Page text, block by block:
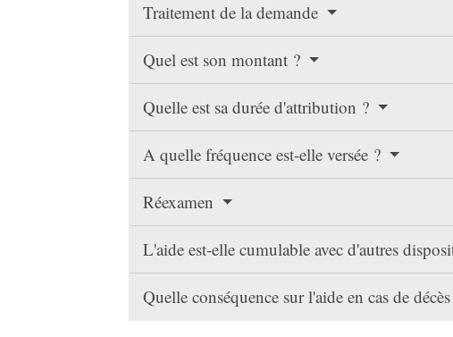
Traitement de la demande
Quel est son montant ?
Quelle est sa durée d'attribution ?
A quelle fréquence est-elle versée ?
Réexamen
L'aide est-elle cumulable avec d'autres
Quelle conséquence sur l'aide en cas de